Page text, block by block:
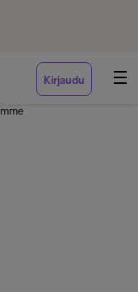
Kirjaudu